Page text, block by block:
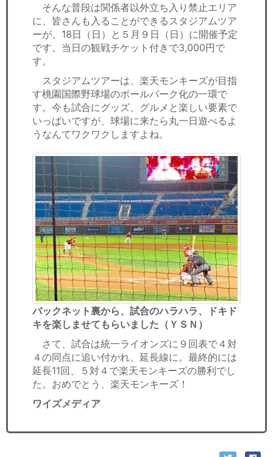
そんな普段は関係者以外立ち入り禁止エリア
に、皆さんも入ることができるスタジアムツア
ーが、18日（日）と５月９日（日）に開催予定
です。当日の観戦チケット付きで3,000円で
す。
スタジアムツアーは、楽天モンキーズが目指
す桃園国際野球場のボールパーク化の一環で
す。今も試合にグッズ、グルメと楽しい要素で
いっぱいですが、球場に来たら丸一日遊べるよ
うなんてワクワクしますよね。
バックネット裏から、試合のハラハラ、ドキド
キを楽しませてもらいました（ＹＳＮ）
さて、試合は統一ライオンズに９回表で４対
４の同点に追い付かれ、延長線に。最終的には
延長11回、５対４で楽天モンキーズの勝利でし
た。おめでとう、楽天モンキーズ！
ワイズメディア